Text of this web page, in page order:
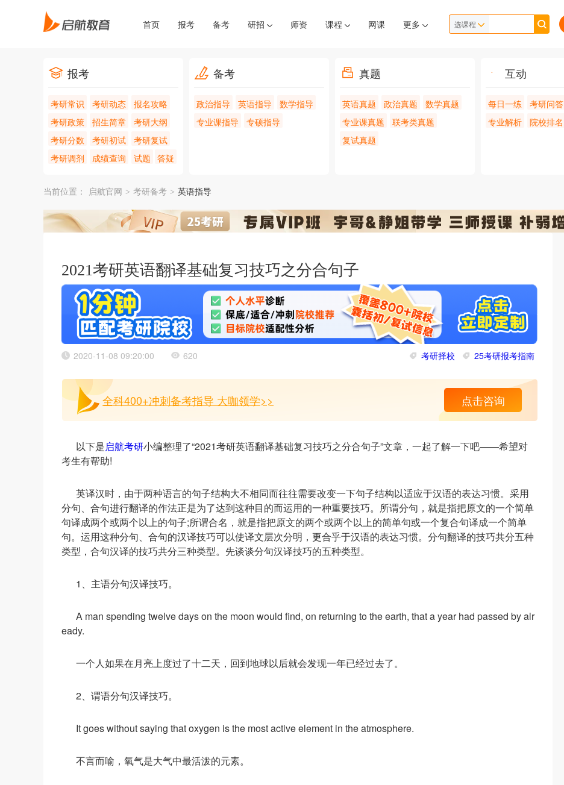
首页 报考 备考 研招 师资 课程 网课 更多 选课程
报考
考研常识 考研动态
报名攻略
考研政策
招生简章
考研大纲
考研分数
考研初试
考研复试
考研调剂
成绩查询 试题 答疑
备考
政治指导 英语指导
数学指导
专业课指导
专硕指导
真题
英语真题 政治真题
数学真题
专业课真题
联考类真题
复试真题
互动
每日一练 考研问答
专业解析
院校排名
当前位置： 启航官网 > 考研备考 > 英语指导
2021考研英语翻译基础复习技巧之分合句子
2020-11-08 09:20:00 620 考研择校 25考研报考指南
全科400+冲刺备考指导 大咖领学>> 点击咨询
以下是启航考研小编整理了“2021考研英语翻译基础复习技巧之分合句子”文章，一起了解一下吧——希望对
考生有帮助!
英译汉时，由于两种语言的句子结构大不相同而往往需要改变一下句子结构以适应于汉语的表达习惯。采用
分句、合句进行翻译的作法正是为了达到这种目的而运用的一种重要技巧。所谓分句，就是指把原文的一个简单
句译成两个或两个以上的句子;所谓合名，就是指把原文的两个或两个以上的简单句或一个复合句译成一个简单
句。运用这种分句、合句的汉译技巧可以使译文层次分明，更合乎于汉语的表达习惯。分句翻译的技巧共分五种
类型，合句汉译的技巧共分三种类型。先谈谈分句汉译技巧的五种类型。
1、主语分句汉译技巧。
A man spending twelve days on the moon would find, on returning to the earth, that a year had passed by alr
eady.
一个人如果在月亮上度过了十二天，回到地球以后就会发现一年已经过去了。
2、谓语分句汉译技巧。
It goes without saying that oxygen is the most active element in the atmosphere.
不言而喻，氧气是大气中最活泼的元素。